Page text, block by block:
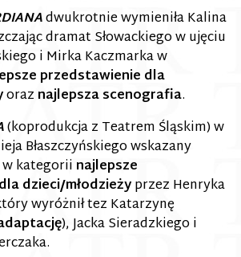
dwukrotnie wymieniła Kalina
dramat Słowackiego w ujęciu
i Mirka Kaczmarka w
przedstawienie dla
oraz najlepsza scenografia.
(koprodukcja z Teatrem Śląskim) w
Błaszczyńskiego wskazany
kategorii najlepsze
dzieci/młodzieżyprzez Henryka
wyróżnił tez Katarzynę
), Jacka Sieradzkiego i